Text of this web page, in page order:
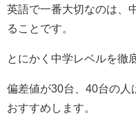
英語で一番大切なのは、
ることです。
とにかく中学レベルを徹
偏差値が30台、40台の人
おすすめします。